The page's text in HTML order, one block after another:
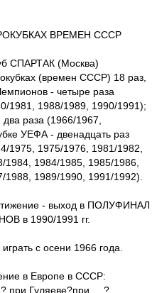
ВРЕМЕН СССР
СПАРТАК (Москва)
(времен СССР) 18 раз,
- четыре раза
1981, 1988/1989, 1990/1991);
два раза (1966/1967,
УЕФА - двенадцать раз
1975, 1975/1976, 1981/1982,
1984, 1984/1985, 1985/1986,
1988, 1989/1990, 1991/1992).
- выход в ПОЛУФИНАЛ
в 1990/1991 гг.
с осени 1966 года.
в Европе в СССР:
при Гуляеве?при.....?